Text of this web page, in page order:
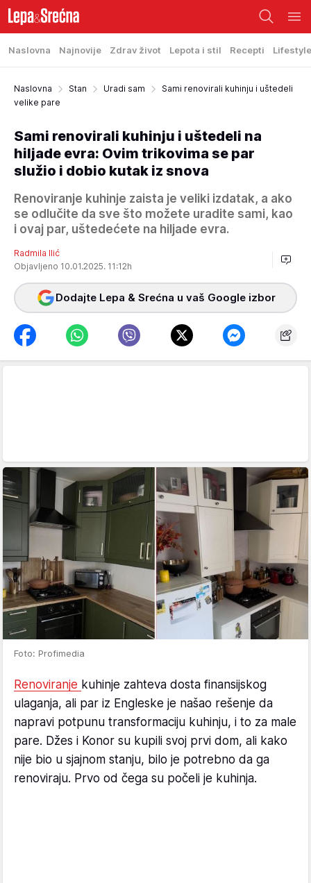
Naslovna Najnovije Zdrav život Lepota i stil Recepti Lifestyle
Naslovna Stan Uradi sam
Sami renovirali kuhinju i uštedeli
velike pare
Sami renovirali kuhinju i uštedeli na
hiljade evra: Ovim trikovima se par
služio i dobio kutak iz snova
Renoviranje kuhinje zaista je veliki izdatak, a ako
se odlučite da sve što možete uradite sami, kao
i ovaj par, uštedećete na hiljade evra.
Radmila Ilić
Objavljeno 10.01.2025. 11:12h
Dodajte Lepa & Srećna u vaš Google izbor
Foto: Profimedia
Renoviranje kuhinje zahteva dosta finansijskog
ulaganja, ali par iz Engleske je našao rešenje da
napravi potpunu transformaciju kuhinju, i to za male
pare. Džes i Konor su kupili svoj prvi dom, ali kako
nije bio u sjajnom stanju, bilo je potrebno da ga
renoviraju. Prvo od čega su počeli je kuhinja.